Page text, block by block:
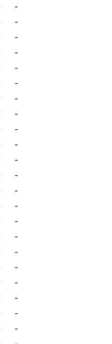
-
-
-
-
-
-
-
-
-
-
-
-
-
-
-
-
-
-
-
-
-
-